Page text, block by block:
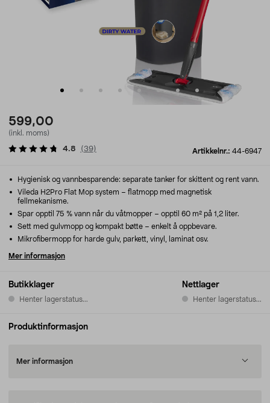
599,00
(inkl. moms)
Artikkelnr.: 44-6947
4.8 (39)
Butikklager
Henter lagerstatus...
Nettlager
Henter lagerstatus...
Hygienisk og vannbesparende: separate tanker for skittent og rent vann.
Vileda H2Pro Flat Mop system – flatmopp med magnetisk
fellmekanisme.
Spar opptil 75 % vann når du våtmopper – opptil 60 m² på 1,2 liter.
Sett med gulvmopp og kompakt bøtte – enkelt å oppbevare.
Mikrofibermopp for harde gulv, parkett, vinyl, laminat osv.
Mer informasjon
Produktinformasjon
Mer informasjon